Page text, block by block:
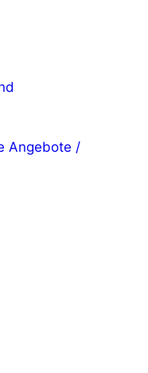
Angebote /